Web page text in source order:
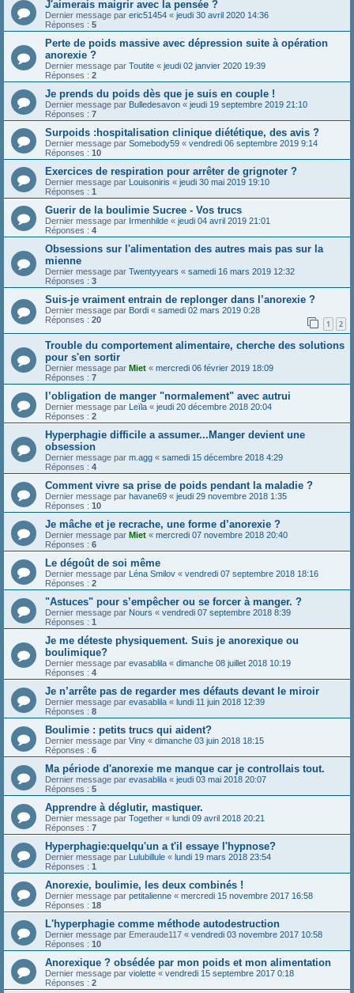
J'aimerais maigrir avec la pensée ?
Dernier message par eric51454 « jeudi 30 avril 2020 14:36
Réponses : 5
Perte de poids massive avec dépression suite à opération
anorexie ?
Dernier message par Toutite « jeudi 02 janvier 2020 19:39
Réponses : 2
Je prends du poids dès que je suis en couple !
Dernier message par Bulledesavon « jeudi 19 septembre 2019 21:10
Réponses : 7
Surpoids :hospitalisation clinique diététique, des avis ?
Dernier message par Somebody59 « vendredi 06 septembre 2019 9:14
Réponses : 10
Exercices de respiration pour arrêter de grignoter ?
Dernier message par Louisoniris « jeudi 30 mai 2019 19:10
Réponses : 1
Guerir de la boulimie Sucree - Vos trucs
Dernier message par Irmenhilde « jeudi 04 avril 2019 21:01
Réponses : 4
Obsessions sur l'alimentation des autres mais pas sur la
mienne
Dernier message par Twentyyears « samedi 16 mars 2019 12:32
Réponses : 3
Suis-je vraiment entrain de replonger dans l’anorexie ?
Dernier message par Bordi « samedi 02 mars 2019 0:28
Réponses : 20 1 2
Trouble du comportement alimentaire, cherche des solutions
pour s'en sortir
Dernier message par Miet « mercredi 06 février 2019 18:09
Réponses : 7
l’obligation de manger "normalement" avec autrui
Dernier message par Leïla « jeudi 20 décembre 2018 20:04
Réponses : 2
Hyperphagie difficile a assumer...Manger devient une
obsession
Dernier message par m.agg « samedi 15 décembre 2018 4:29
Réponses : 4
Comment vivre sa prise de poids pendant la maladie ?
Dernier message par havane69 « jeudi 29 novembre 2018 1:35
Réponses : 10
Je mâche et je recrache, une forme d’anorexie ?
Dernier message par Miet « mercredi 07 novembre 2018 20:40
Réponses : 6
Le dégoût de soi même
Dernier message par Léna Smilov « vendredi 07 septembre 2018 18:16
Réponses : 2
"Astuces" pour s’empêcher ou se forcer à manger. ?
Dernier message par Nours « vendredi 07 septembre 2018 8:39
Réponses : 1
Je me déteste physiquement. Suis je anorexique ou
boulimique?
Dernier message par evasablila « dimanche 08 juillet 2018 10:19
Réponses : 4
Je n’arrête pas de regarder mes défauts devant le miroir
Dernier message par evasablila « lundi 11 juin 2018 12:39
Réponses : 8
Boulimie : petits trucs qui aident?
Dernier message par Viny « dimanche 03 juin 2018 18:15
Réponses : 6
Ma période d'anorexie me manque car je controllais tout.
Dernier message par evasablila « jeudi 03 mai 2018 20:07
Réponses : 5
Apprendre à déglutir, mastiquer.
Dernier message par Together « lundi 09 avril 2018 20:21
Réponses : 7
Hyperphagie:quelqu'un a t'il essaye l'hypnose?
Dernier message par Lulubillule « lundi 19 mars 2018 23:54
Réponses : 1
Anorexie, boulimie, les deux combinés !
Dernier message par petitalienne « mercredi 15 novembre 2017 16:58
Réponses : 18
L'hyperphagie comme méthode autodestruction
Dernier message par Emeraude117 « vendredi 03 novembre 2017 10:58
Réponses : 10
Anorexique ? obsédée par mon poids et mon alimentation
Dernier message par violette « vendredi 15 septembre 2017 0:18
Réponses : 2